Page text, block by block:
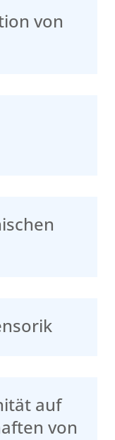
von
auf
von